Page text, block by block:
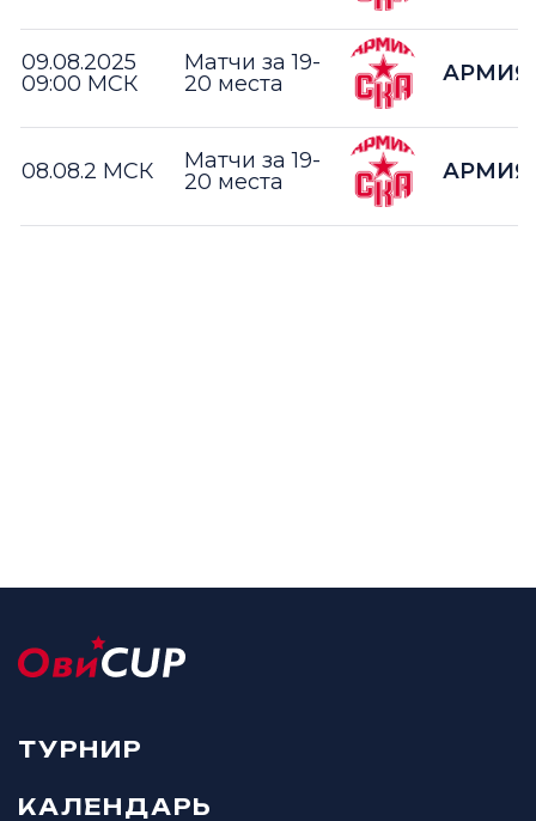
09.08.2025
09:00 МСК
Матчи за 19-
20 места
АРМИЯ
08.08.2 МСК
Матчи за 19-
20 места
АРМИЯ
ТУРНИР
КАЛЕНДАРЬ